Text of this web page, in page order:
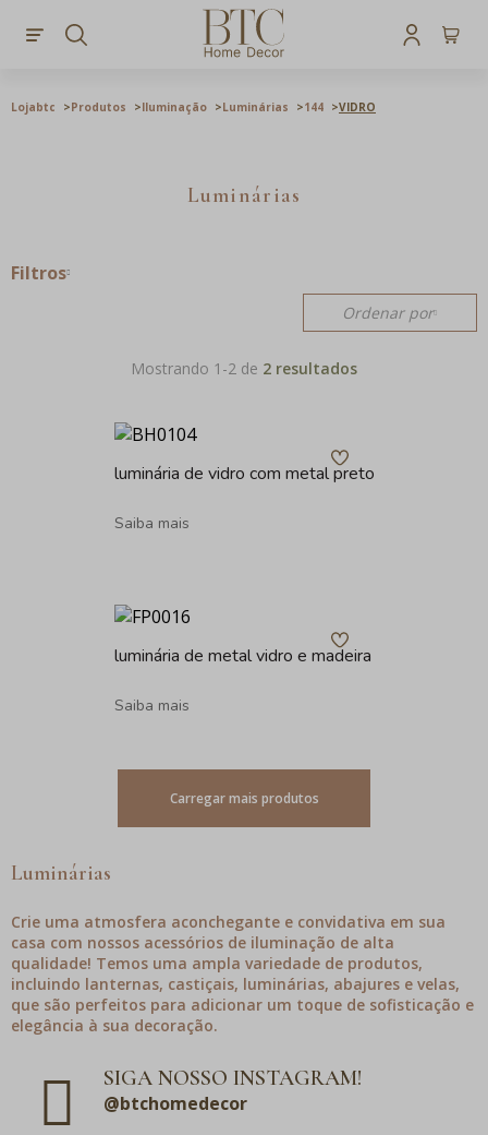
Lojabtc Produtos Iluminação Luminárias 144 VIDRO
Luminárias
Mostrando 1-2 de 2 resultados
Filtros
Ordenar por
luminária de vidro com metal preto
Saiba mais
luminária de metal vidro e madeira
Saiba mais
Carregar mais produtos
Luminárias
Crie uma atmosfera aconchegante e convidativa em sua
casa com nossos acessórios de iluminação de alta
qualidade! Temos uma ampla variedade de produtos,
incluindo lanternas, castiçais, luminárias, abajures e velas,
que são perfeitos para adicionar um toque de sofisticação e
elegância à sua decoração.
SIGA NOSSO INSTAGRAM!
@btchomedecor